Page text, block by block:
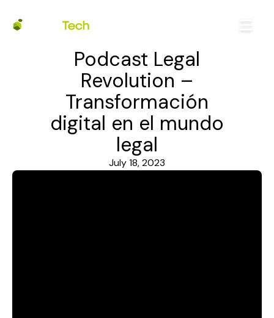
Podcast Legal
Revolution –
Transformación
digital en el mundo
legal
July 18, 2023